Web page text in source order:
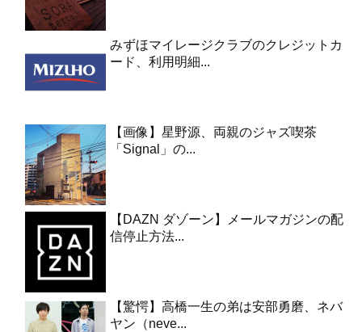
みずほマイレージクラブのクレジットカ
ード、利用明細...
【画像】星野源、両親のジャズ喫茶
「Signal」の...
【DAZN ダゾーン】メールマガジンの配
信停止方法...
【驚愕】高橋一生の弟は安部勇磨、ネバ
ヤン（neve...